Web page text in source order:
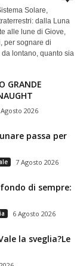
Solare,
dalla Luna
alle lune di Giove,
per sognare di
lontano, quanto sia
GRANDE
2026
passa per
7 Agosto 2026
di sempre:
6 Agosto 2026
la sveglia?Le